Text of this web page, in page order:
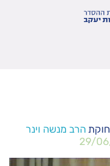
חוקת הרב מנשה וינר
29/